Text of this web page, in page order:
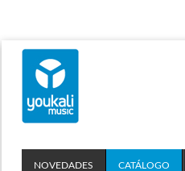
NOVEDADES CATÁLOGO